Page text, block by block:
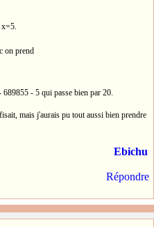
x=5.
on prend
- 5 qui passe bien par 20.
mais j'aurais pu tout aussi bien prendre
Ebichu
Répondre